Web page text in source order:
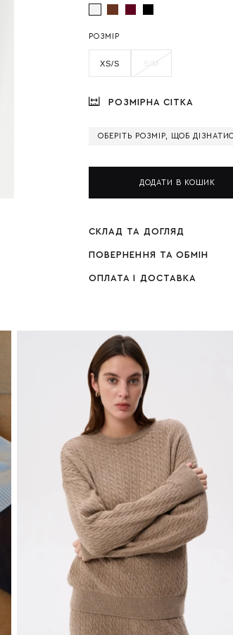
РОЗМІР
XS/S S/M
РОЗМІРНА СІТКА
ОБЕРІТЬ РОЗМІР, ЩОБ
ДОДАТИ В КОШИК
СКЛАД ТА ДОГЛЯД
ПОВЕРНЕННЯ ТА ОБМІН
ОПЛАТА І ДОСТАВКА